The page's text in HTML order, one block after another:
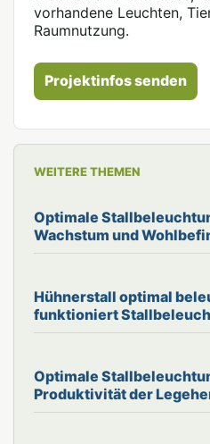
vorhandene Leuchten,
Raumnutzung.
Projektinfos senden
WEITERE THEMEN
Optimale
Wachstum und
Hühnerstall optimal
funktioniert
Optimale
Produktivität der